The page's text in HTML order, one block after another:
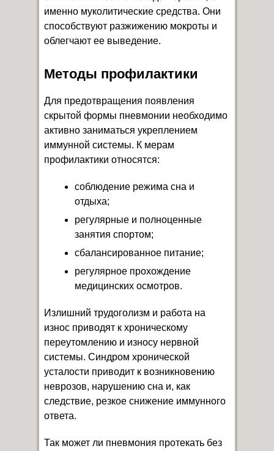
именно муколитические средства. Они
способствуют разжижению мокроты и
облегчают ее выведение.
Методы профилактики
Для предотвращения появления
скрытой формы пневмонии необходимо
активно заниматься укреплением
иммунной системы. К мерам
профилактики относятся:
соблюдение режима сна и
отдыха;
регулярные и полноценные
занятия спортом;
сбалансированное питание;
регулярное прохождение
медицинских осмотров.
Излишний трудоголизм и работа на
износ приводят к хроническому
переутомлению и износу нервной
системы. Синдром хронической
усталости приводит к возникновению
неврозов, нарушению сна и, как
следствие, резкое снижение иммунного
ответа.
Так может ли пневмония протекать без